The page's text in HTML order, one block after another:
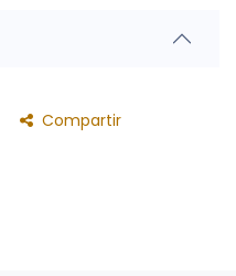
Compartir